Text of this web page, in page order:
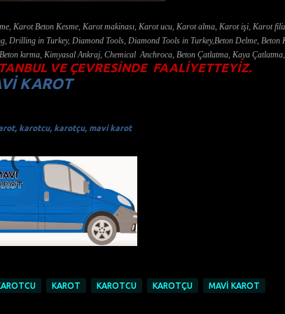
Karot Beton Kesme, Karot makinası, Karot ucu, Karot alma, Karot işi, Karot
in Turkey, Diamond Tools, Diamond Tools in Turkey,Beton Delme, Beton
kırma, Kimyasal Ankraj, Chemical Anchroca, Beton Çatlatma, Kaya
VE ÇEVRESİNDE FAALİYETTEYİZ.
KAROT
karotcu, karotçu, mavi karot
KAROT KAROTCU KAROTÇU MAVI KAROT